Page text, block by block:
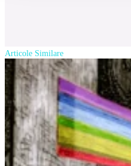
Articole Similare